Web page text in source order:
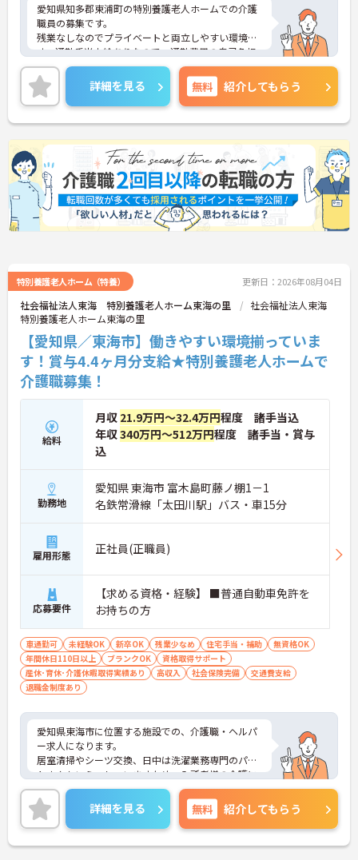
愛知県知多郡東浦町の特別養護老人ホームでの介護
職員の募集です。
残業なしなのでプライベートと両立しやすい環境で
す。通勤手当支給ありなので、通勤費用の自己負担
の心配も不要！
ご興味のある方は、面接のポイントをお伝えします
のでお気軽にお問い合せください。
詳細を見る 無料 紹介してもらう
特別養護老人ホーム（特養） 更新日：2026年08月04日
社会福祉法人東海 特別養護老人ホーム東海の里
社会福祉法人東海
特別養護老人ホーム東海の里
【愛知県／東海市】働きやすい環境揃っていま
す！賞与4.4ヶ月分支給★特別養護老人ホームで
介護職募集！
給料
月収 21.9万円～32.4万円程度 諸手当込
年収340万円～512万円程度 諸手当・賞与
込
勤務地
愛知県 東海市 富木島町藤ノ棚1－1
名鉄常滑線「太田川駅」バス・車15分
雇用形態 正社員(正職員)
応募要件
【求める資格・経験】 ■普通自動車免許を
お持ちの方
車通勤可 未経験OK 新卒OK 残業少なめ 住宅手当・補助
無資格OK
年間休日110日以上
ブランクOK
資格取得サポート
産休･育休･介護休暇取得実績あり
高収入 社会保険完備
交通費支給
退職金制度あり
愛知県東海市に位置する施設での、介護職・ヘルパ
ー求人になります。
居室清掃やシーツ交換、日中は洗濯業務専門のパー
トさんもいらっしゃいますため、入所者様の介護に
専念できる環境になります。
最新の求人状況や質問につきましては、お気軽にお
問合せください。
詳細を見る 無料 紹介してもらう